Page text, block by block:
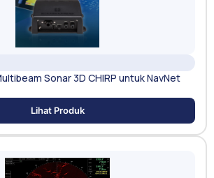
Sonar 3D CHIRP untuk NavNet
Lihat Produk